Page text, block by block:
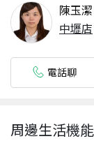
陳玉潔
中壢店
電話聊
周邊生活機能